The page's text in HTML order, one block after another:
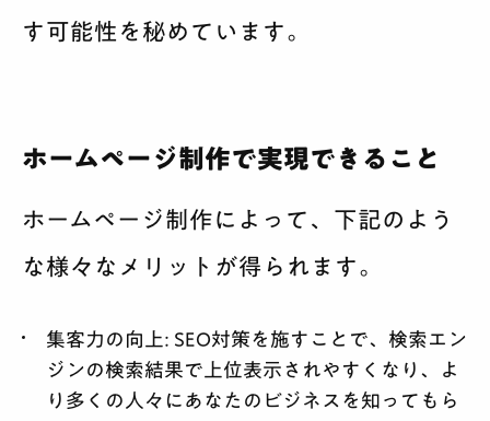
す可能性を秘めています。
ホームページ制作で実現できること
ホームページ制作によって、下記のよう
な様々なメリットが得られます。
集客力の向上: SEO対策を施すことで、検索エン
ジンの検索結果で上位表示されやすくなり、よ
り多くの人々にあなたのビジネスを知ってもら